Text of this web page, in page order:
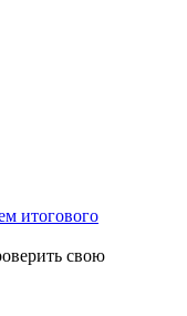
итогового
свою